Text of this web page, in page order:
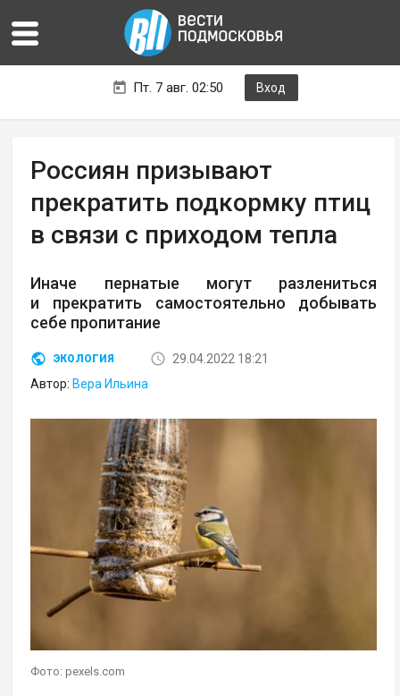
Пт. 7 авг. 02:50 Вход
Россиян призывают
прекратить подкормку птиц
в связи с приходом тепла
Иначе пернатые могут разлениться
и прекратить самостоятельно добывать
себе пропитание
ЭКОЛОГИЯ
29.04.2022 18:21
Автор: Вера Ильина
Фото: pexels.com